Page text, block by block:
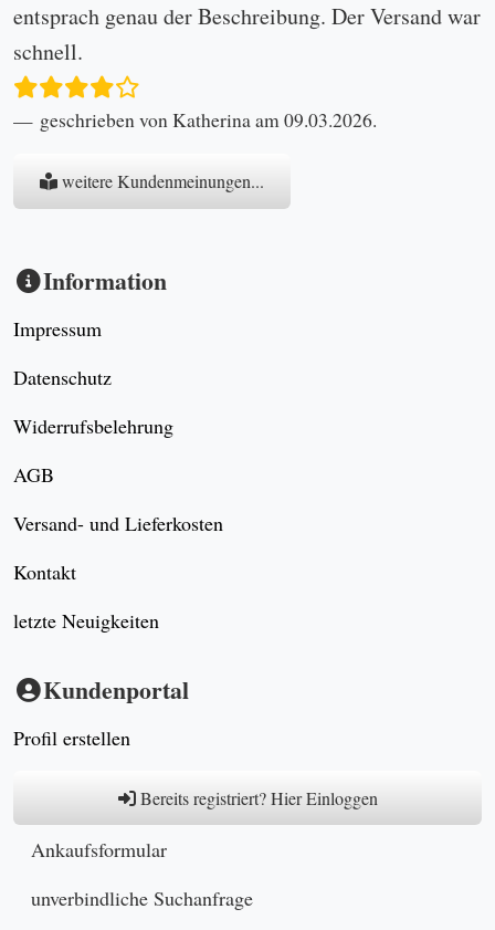
entsprach genau der Beschreibung. Der Versand war
schnell.
geschrieben von Katherina am 09.03.2026.
weitere Kundenmeinungen...
Information
Impressum
Datenschutz
Widerrufsbelehrung
AGB
Versand- und Lieferkosten
Kontakt
letzte Neuigkeiten
Kundenportal
Profil erstellen
Bereits registriert? Hier Einloggen
Ankaufsformular
unverbindliche Suchanfrage